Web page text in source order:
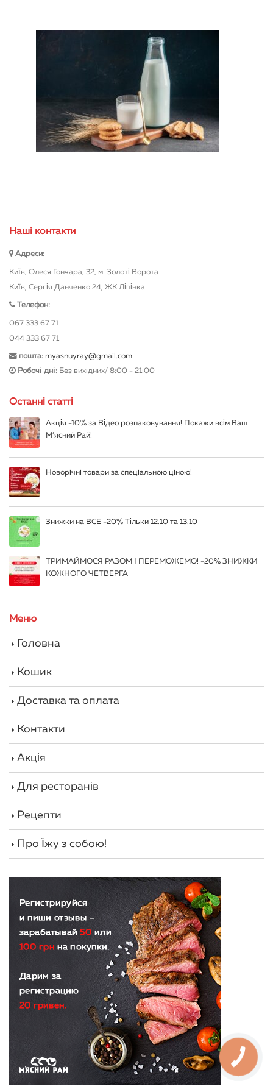
Нашi контакти
Адреси:
Київ, Олеся Гончара, 32, м. Золоті Ворота
Київ, Сергія Данченко 24, ЖК Ліпінка
Телефон:
067 333 67 71
044 333 67 71
пошта: myasnuyray@gmail.com
Робочі дні: Без вихідних/ 8:00 - 21:00
Останні статті
Акція -10% за Відео розпаковування! Покажи всім Ваш
М’ясний Рай!
Новорічні товари за спеціальною ціною!
Знижки на ВСЕ -20% Тільки 12.10 та 13.10
ТРИМАЙМОСЯ РАЗОМ І ПЕРЕМОЖЕМО! -20% ЗНИЖКИ
КОЖНОГО ЧЕТВЕРГА
Меню
Головна
Кошик
Доставка та оплата
Контакти
Акція
Для ресторанів
Рецепти
Про Їжу з собою!
КНОПКА
ЗВ'ЯЗКУ